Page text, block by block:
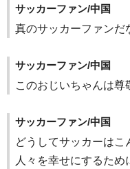
サッカーファン/中国
真のサッカーファンだ
サッカーファン/中国
このおじいちゃんは尊
サッカーファン/中国
どうしてサッカーはこ
人々を幸せにするため